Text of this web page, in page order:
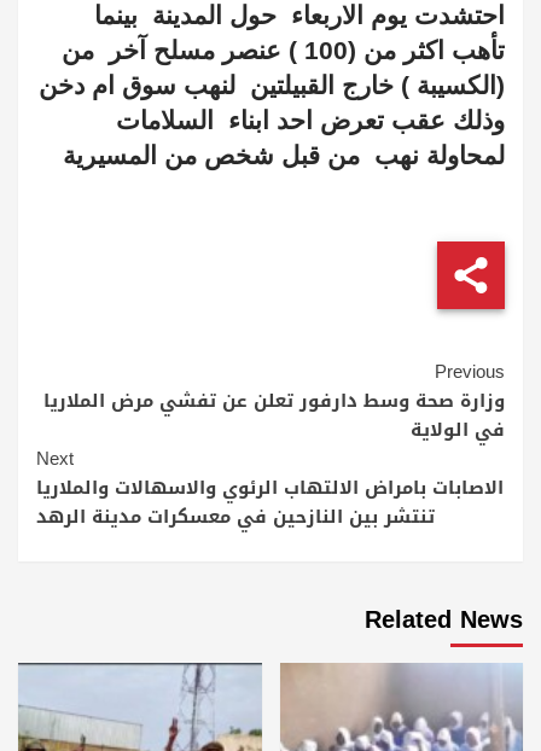
احتشدت يوم الاربعاء حول المدينة بينما
تأهب اكثر من (100 ) عنصر مسلح آخر
من
(الكسيبة ) خارج القبيلتين لنهب سوق ام دخن
وذلك عقب تعرض احد ابناء
السلامات
لمحاولة نهب من قبل شخص من المسيرية
Continue
Reading
Previous
وزارة صحة وسط دارفور تعلن عن تفشي مرض الملاريا
في الولاية
Next
الاصابات بامراض الالتهاب الرئوي والاسهالات والملاريا
تنتشر بين النازحين في معسكرات مدينة الرهد
Related News